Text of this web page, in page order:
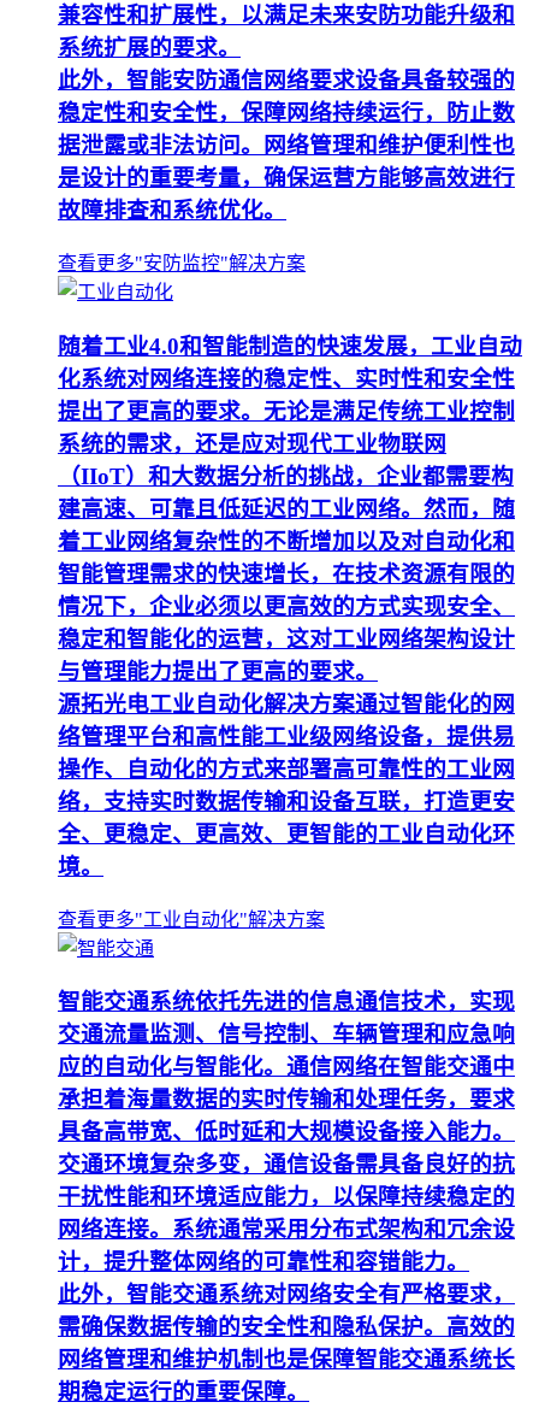
兼容性和扩展性，以满足未来安防功能升级和
系统扩展的要求。
此外，智能安防通信网络要求设备具备较强的
稳定性和安全性，保障网络持续运行，防止数
据泄露或非法访问。网络管理和维护便利性也
是设计的重要考量，确保运营方能够高效进行
故障排查和系统优化。
查看更多"安防监控"解决方案
随着工业4.0和智能制造的快速发展，工业自动
化系统对网络连接的稳定性、实时性和安全性
提出了更高的要求。无论是满足传统工业控制
系统的需求，还是应对现代工业物联网
（IIoT）和大数据分析的挑战，企业都需要构
建高速、可靠且低延迟的工业网络。然而，随
着工业网络复杂性的不断增加以及对自动化和
智能管理需求的快速增长，在技术资源有限的
情况下，企业必须以更高效的方式实现安全、
稳定和智能化的运营，这对工业网络架构设计
与管理能力提出了更高的要求。
源拓光电工业自动化解决方案通过智能化的网
络管理平台和高性能工业级网络设备，提供易
操作、自动化的方式来部署高可靠性的工业网
络，支持实时数据传输和设备互联，打造更安
全、更稳定、更高效、更智能的工业自动化环
境。
查看更多"工业自动化"解决方案
智能交通系统依托先进的信息通信技术，实现
交通流量监测、信号控制、车辆管理和应急响
应的自动化与智能化。通信网络在智能交通中
承担着海量数据的实时传输和处理任务，要求
具备高带宽、低时延和大规模设备接入能力。
交通环境复杂多变，通信设备需具备良好的抗
干扰性能和环境适应能力，以保障持续稳定的
网络连接。系统通常采用分布式架构和冗余设
计，提升整体网络的可靠性和容错能力。
此外，智能交通系统对网络安全有严格要求，
需确保数据传输的安全性和隐私保护。高效的
网络管理和维护机制也是保障智能交通系统长
期稳定运行的重要保障。